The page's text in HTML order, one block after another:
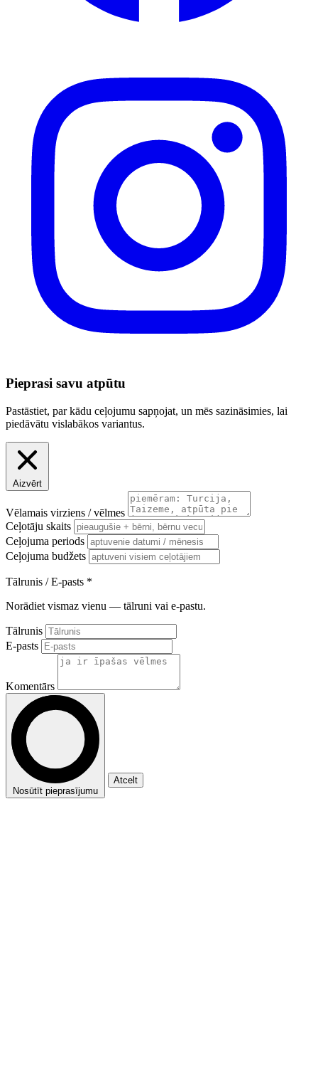
Pieprasi savu atpūtu
Pastāstiet, par kādu ceļojumu sapņojat, un mēs sazināsimies, lai
piedāvātu vislabākos variantus.
Aizvērt
Vēlamais virziens / vēlmes
Ceļotāju skaits
Ceļojuma periods
Ceļojuma budžets
Tālrunis / E-pasts *
Norādiet vismaz vienu — tālruni vai e-pastu.
Tālrunis
E-pasts
Komentārs
Nosūtīt pieprasījumu
Atcelt